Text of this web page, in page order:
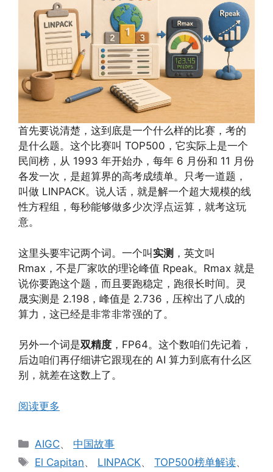
首先要说清楚，这到底是一个什么样的比赛，考的
是什么题。这个比赛叫 TOP500，它实际上是一个
民间榜，从 1993 年开始办，每年 6 月份和 11 月份
各发一次，是超算界的高考成绩单。只考一道题，
叫做 LINPACK。说人话，就是解一个超大规模的线
性方程组，每秒能够做多少次浮点运算，就考这玩
意。
这里头要牢记两个词。一个叫 实测 ，英文叫
Rmax，不是厂家吹的理论峰值 Rpeak。Rmax 就是
说你要跑这个题，而且要跑稳定，跑很长时间。灵
晟实测是 2.198，峰值是 2.736，压榨出了八成的
算力，这已经是非常非常强的了。
另外一个词是双精度 ，FP64。这个数咱们先记着，
后边咱们再仔细讲它跟现在的 AI 算力到底有什么区
别，就差在这数上了。
阅读更多
分
类
AIGC、 中国故事
标
El Capitan、 LINPACK、TOP500榜单解读、